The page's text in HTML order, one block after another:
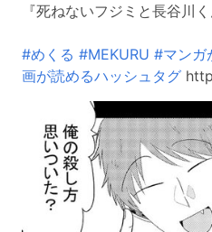
『死ねないフジミと長谷川く
#めくる #MEKURU #マンガ
画が読めるハッシュタグ